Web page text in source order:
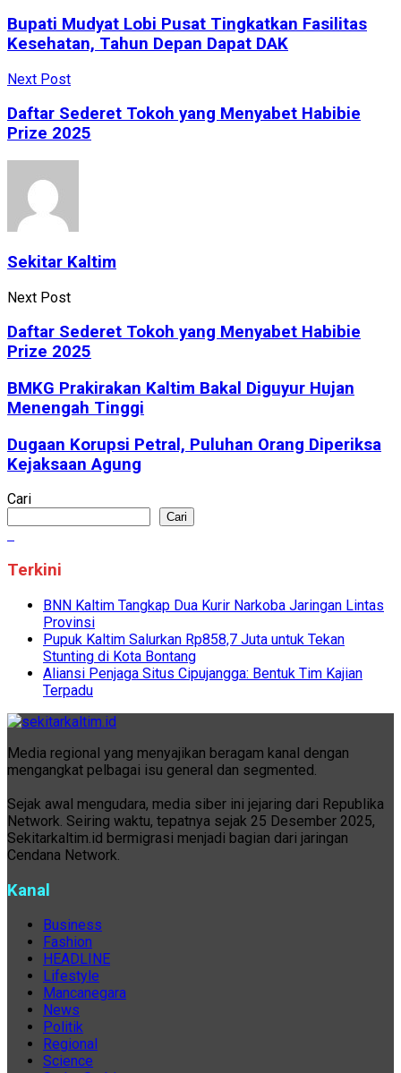
Bupati Mudyat Lobi Pusat Tingkatkan Fasilitas
Kesehatan, Tahun Depan Dapat DAK
Next Post
Daftar Sederet Tokoh yang Menyabet Habibie
Prize 2025
Sekitar Kaltim
Next Post
Daftar Sederet Tokoh yang Menyabet Habibie
Prize 2025
BMKG Prakirakan Kaltim Bakal Diguyur Hujan
Menengah Tinggi
Dugaan Korupsi Petral, Puluhan Orang Diperiksa
Kejaksaan Agung
Cari
Cari
Terkini
BNN Kaltim Tangkap Dua Kurir Narkoba Jaringan Lintas
Provinsi
Pupuk Kaltim Salurkan Rp858,7 Juta untuk Tekan
Stunting di Kota Bontang
Aliansi Penjaga Situs Cipujangga: Bentuk Tim Kajian
Terpadu
Media regional yang menyajikan beragam kanal dengan
mengangkat pelbagai isu general dan segmented.
Sejak awal mengudara, media siber ini jejaring dari Republika
Network. Seiring waktu, tepatnya sejak 25 Desember 2025,
Sekitarkaltim.id bermigrasi menjadi bagian dari jaringan
Cendana Network.
Kanal
Business
Fashion
HEADLINE
Lifestyle
Mancanegara
News
Politik
Regional
Science